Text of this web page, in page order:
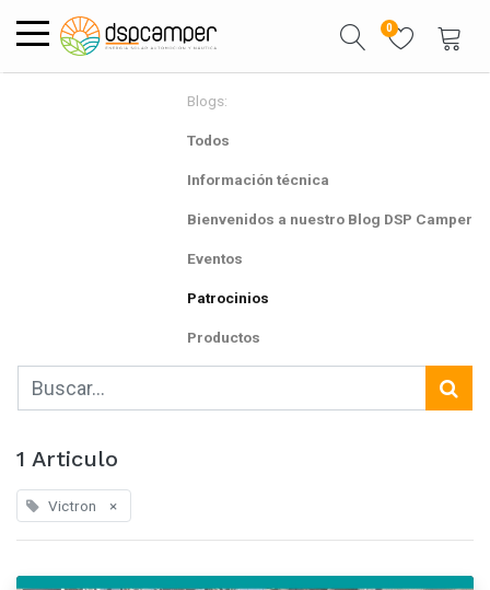
0
Blogs:
Todos
Información técnica
Bienvenidos a nuestro Blog DSP Camper
Eventos
Patrocinios
Productos
1 Articulo
Victron ×